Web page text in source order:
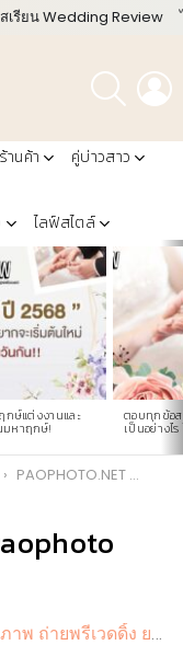
เรียน Wedding Review
ค้นหา
ร้านค้า
คู่บ่าวสาว
ไลฟ์สไตล์
กษ์แต่งงานและ
หาฤกษ์!
ตอบทุกข้อส
เป็นอย่างไร
PAOPHOTO.NET หรือ Paophoto
ถ่ายพรีเวดดิ้ง ยอดฮิตปี 2018"